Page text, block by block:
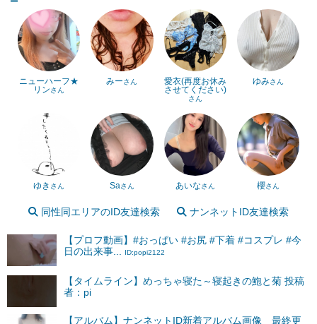
ニューハーフ★
リンさん
みーさん
愛衣(再度お休み
させてください)
さん
ゆみさん
ゆき さん Saさん あいなさん 櫻さん
同性同エリアのID友達検索 ナンネットID友達検索
【プロフ動画】#おっぱい #お尻 #下着 #コスプレ #今
日の出来事...
ID:popi2122
【タイムライン】めっちゃ寝た～寝起きの鮑と菊 投稿
者：pi
【アルバム】ナンネットID新着アルバム画像 最終更